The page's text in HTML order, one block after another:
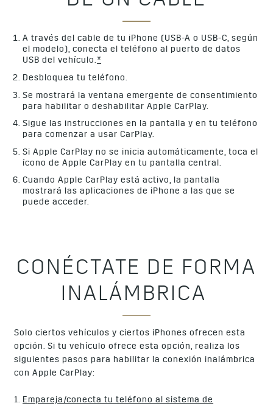
A través del cable de tu iPhone (USB-A o USB-C, según
el modelo), conecta el teléfono al puerto de datos
USB del vehículo.*
Desbloquea tu teléfono.
Se mostrará la ventana emergente de consentimiento
para habilitar o deshabilitar Apple CarPlay.
Sigue las instrucciones en la pantalla y en tu teléfono
para comenzar a usar CarPlay.
Si Apple CarPlay no se inicia automáticamente, toca el
ícono de Apple CarPlay en tu pantalla central.
Cuando Apple CarPlay está activo, la pantalla
mostrará las aplicaciones de iPhone a las que se
puede acceder.
CONÉCTATE DE FORMA
INALÁMBRICA
Solo ciertos vehículos y ciertos iPhones ofrecen esta
opción. Si tu vehículo ofrece esta opción, realiza los
siguientes pasos para habilitar la conexión inalámbrica
con Apple CarPlay:
1. Empareja/conecta tu teléfono al sistema de